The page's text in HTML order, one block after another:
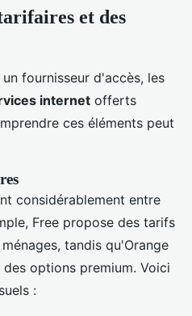
et des
fournisseur d'accès, les
internet offerts
ces éléments peut
considérablement entre
Free propose des tarifs
tandis qu'Orange
des options premium. Voici
: